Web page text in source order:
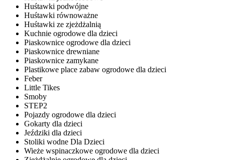
Huśtawki podwójne
Huśtawki równoważne
Huśtawki ze zjeżdżalnią
Kuchnie ogrodowe dla dzieci
Piaskownice ogrodowe dla dzieci
Piaskownice drewniane
Piaskownice zamykane
Plastikowe place zabaw ogrodowe dla dzieci
Feber
Little Tikes
Smoby
STEP2
Pojazdy ogrodowe dla dzieci
Gokarty dla dzieci
Jeździki dla dzieci
Stoliki wodne Dla Dzieci
Wieże wspinaczkowe ogrodowe dla dzieci